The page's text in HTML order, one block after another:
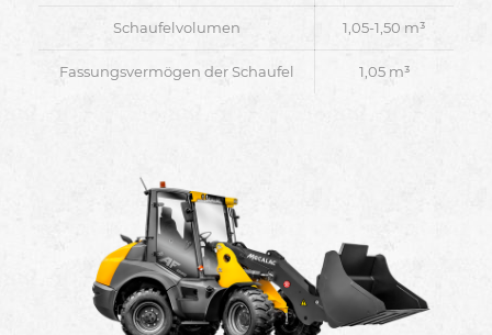
Schaufelvolumen 1,05-1,50 m³
Fassungsvermögen der Schaufel 1,05 m³